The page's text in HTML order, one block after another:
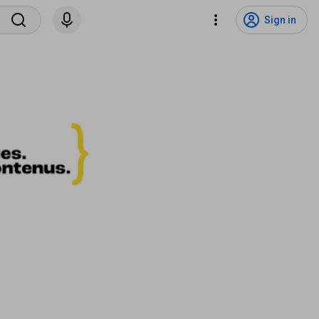
Sign in